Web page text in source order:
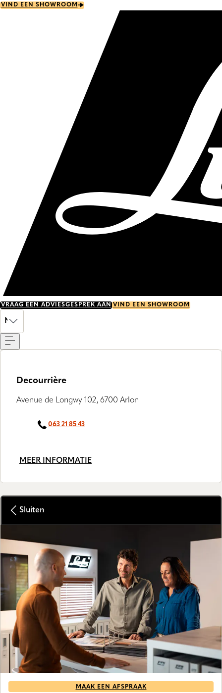
Skip
VIND EEN SHOWROOM
VRAAG EEN ADVIESGESPREK AAN VIND EEN SHOWROOM
NL
Decourrière
Avenue de Longwy 102, 6700 Arlon
063 21 85 43
MEER INFORMATIE
Sluiten
MAAK EEN AFSPRAAK